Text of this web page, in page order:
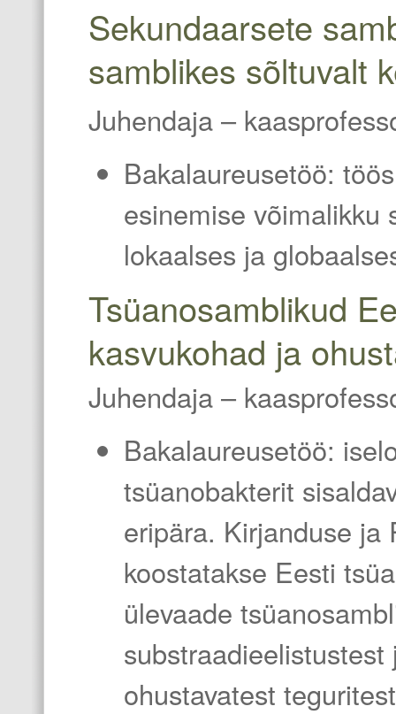
Sekundaarsete
samblikes sõltuvalt
Juhendaja –
Bakalaureusetöö:
esinemise võimalikku
lokaalses ja
Tsüanosamblikud
kasvukohad ja
Juhendaja –
Bakalaureusetöö: i
tsüanobakterit
eripära. Kirjanduse ja
koostatakse Eesti
ülevaade
ohustavatest